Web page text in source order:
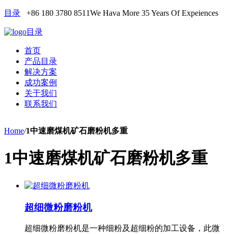
目录 +86 180 3780 8511We Hava More 35 Years Of Expeiences
目录
首页
产品目录
解决方案
成功案例
关于我们
联系我们
Home/1中速磨煤机矿石磨粉机多重
1中速磨煤机矿石磨粉机多重
超细微粉磨粉机
超细微粉磨粉机是一种细粉及超细粉的加工设备，此微